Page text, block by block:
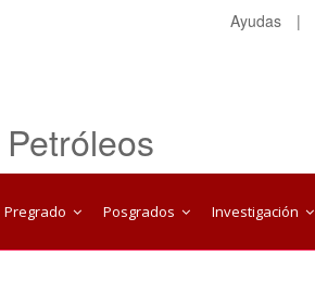
Ayudas |
Pregrado Posgrados Investigación